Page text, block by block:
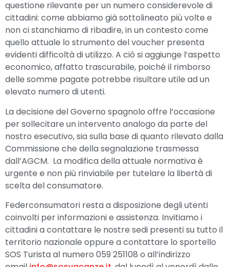
questione rilevante per un numero considerevole di
cittadini: come abbiamo già sottolineato più volte e
non ci stanchiamo di ribadire, in un contesto come
quello attuale lo strumento del voucher presenta
evidenti difficoltà di utilizzo. A ciò si aggiunge l’aspetto
economico, affatto trascurabile, poiché il rimborso
delle somme pagate potrebbe risultare utile ad un
elevato numero di utenti.
La decisione del Governo spagnolo offre l’occasione
per sollecitare un intervento analogo da parte del
nostro esecutivo, sia sulla base di quanto rilevato dalla
Commissione che della segnalazione trasmessa
dall’AGCM. La modifica della attuale normativa è
urgente e non più rinviabile per tutelare la libertà di
scelta del consumatore.
Federconsumatori resta a disposizione degli utenti
coinvolti per informazioni e assistenza. Invitiamo i
cittadini a contattare le nostre sedi presenti su tutto il
territorio nazionale oppure a contattare lo sportello
SOS Turista al numero 059 251108 o all’indirizzo